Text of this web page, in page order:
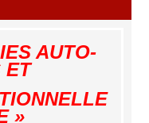
AUTO-
ET
»